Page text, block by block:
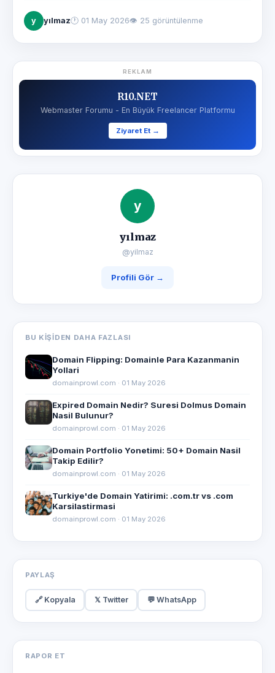
y yılmaz🕐 01 May 2026👁 25 görüntülenme
REKLAM
R10.NET
Webmaster Forumu - En Büyük Freelancer Platformu
Ziyaret Et →
y
yılmaz
@yilmaz
Profili Gör →
BU KIŞIDEN DAHA FAZLASI
Domain Flipping: Domainle Para Kazanmanin
Yollari
domainprowl.com · 01 May 2026
Expired Domain Nedir? Suresi Dolmus Domain
Nasil Bulunur?
domainprowl.com · 01 May 2026
Domain Portfolio Yonetimi: 50+ Domain Nasil
Takip Edilir?
domainprowl.com · 01 May 2026
Turkiye'de Domain Yatirimi: .com.tr vs .com
Karsilastirmasi
domainprowl.com · 01 May 2026
PAYLAŞ
🔗 Kopyala 𝕏 Twitter 💬 WhatsApp
RAPOR ET